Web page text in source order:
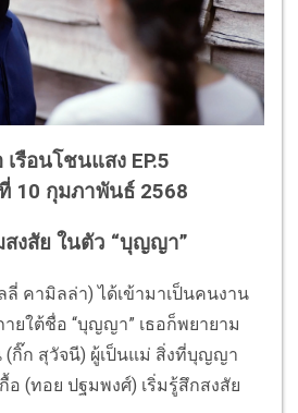
เรือนโชนแสง EP.5
10 กุมภาพันธ์ 2568
มสงสัย ในตัว “บุญญา”
คามิลล่า) ได้เข้ามาเป็นคนงาน
ยใต้ชื่อ “บุญญา” เธอก็พยายาม
(กิ๊ก สุวัจนี) ผู้เป็นแม่ สิ่งที่บุญญา
อ (ทอย ปฐมพงศ์) เริ่มรู้สึกสงสัย